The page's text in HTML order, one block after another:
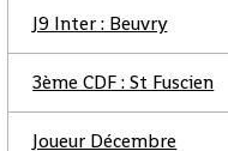
J9 Inter : Beuvry
3ème CDF : St Fuscien
Joueur Décembre